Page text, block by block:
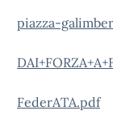
piazza-
FederATA.pdf